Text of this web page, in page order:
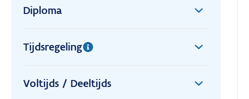
Diploma
Tijdsregeling
Voltijds / Deeltijds